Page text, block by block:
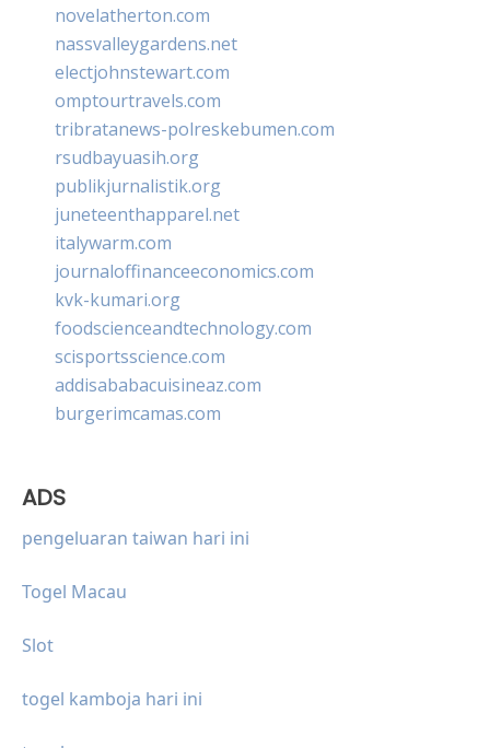
novelatherton.com
nassvalleygardens.net
electjohnstewart.com
omptourtravels.com
tribratanews-polreskebumen.com
rsudbayuasih.org
publikjurnalistik.org
juneteenthapparel.net
italywarm.com
journaloffinanceeconomics.com
kvk-kumari.org
foodscienceandtechnology.com
scisportsscience.com
addisababacuisineaz.com
burgerimcamas.com
ADS
pengeluaran taiwan hari ini
Togel Macau
Slot
togel kamboja hari ini